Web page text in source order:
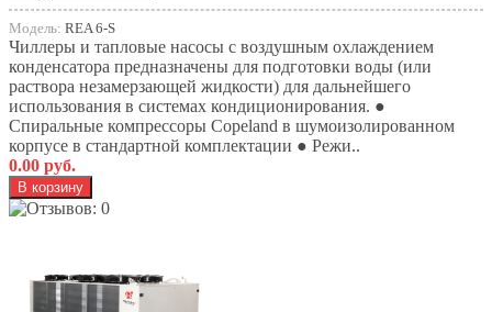
Модель: REA 6-S
Чиллеры и тапловые насосы с воздушным охлаждением
конденсатора предназначены для подготовки воды (или
раствора незамерзающей жидкости) для дальнейшего
использования в системах кондиционирования. ●
Спиральные компрессоры Copeland в шумоизолированном
корпусе в стандартной комплектации ● Режи..
0.00 руб.